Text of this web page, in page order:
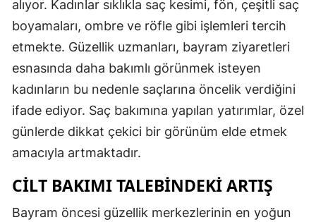
alıyor. Kadınlar sıklıkla saç kesimi, fön, çeşitli saç
boyamaları, ombre ve röfle gibi işlemleri tercih
etmekte. Güzellik uzmanları, bayram ziyaretleri
esnasında daha bakımlı görünmek isteyen
kadınların bu nedenle saçlarına öncelik verdiğini
ifade ediyor. Saç bakımına yapılan yatırımlar, özel
günlerde dikkat çekici bir görünüm elde etmek
amacıyla artmaktadır.
CILT BAKIMI TALEBINDEKI ARTIŞ
Bayram öncesi güzellik merkezlerinin en yoğun